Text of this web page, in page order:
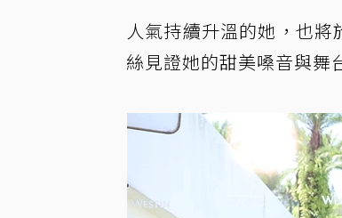
人氣持續升溫的她，也
絲見證她的甜美嗓音與舞